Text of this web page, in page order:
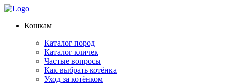
Кошкам
Каталог пород
Каталог кличек
Частые вопросы
Как выбрать котёнка
Уход за котёнком